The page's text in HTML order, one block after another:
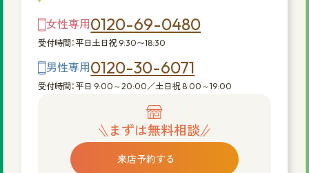
女性専用0120-69-0480
受付時間：平日土日祝 9:30〜18:30
男性専用0120-30-6071
受付時間：平日 9:00～20:00／土日祝 8:00～19:00
まずは無料相談
来店予約する